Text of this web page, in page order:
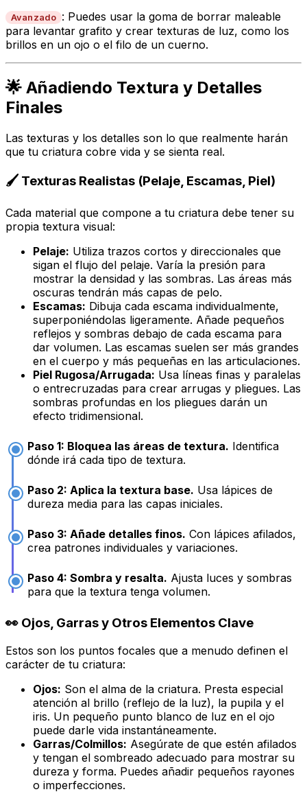
Avanzado : Puedes usar la goma de borrar maleable
para levantar grafito y crear texturas de luz, como los
brillos en un ojo o el filo de un cuerno.
🌟 Añadiendo Textura y Detalles
Finales
Las texturas y los detalles son lo que realmente harán
que tu criatura cobre vida y se sienta real.
🖌️ Texturas Realistas (Pelaje, Escamas, Piel)
Cada material que compone a tu criatura debe tener su
propia textura visual:
Pelaje: Utiliza trazos cortos y direccionales que
sigan el flujo del pelaje. Varía la presión para
mostrar la densidad y las sombras. Las áreas más
oscuras tendrán más capas de pelo.
Escamas: Dibuja cada escama individualmente,
superponiéndolas ligeramente. Añade pequeños
reflejos y sombras debajo de cada escama para
dar volumen. Las escamas suelen ser más grandes
en el cuerpo y más pequeñas en las articulaciones.
Piel Rugosa/Arrugada: Usa líneas finas y paralelas
o entrecruzadas para crear arrugas y pliegues. Las
sombras profundas en los pliegues darán un
efecto tridimensional.
Paso 1: Bloquea las áreas de textura. Identifica
dónde irá cada tipo de textura.
Paso 2: Aplica la textura base. Usa lápices de
dureza media para las capas iniciales.
Paso 3: Añade detalles finos. Con lápices afilados,
crea patrones individuales y variaciones.
Paso 4: Sombra y resalta. Ajusta luces y sombras
para que la textura tenga volumen.
👀 Ojos, Garras y Otros Elementos Clave
Estos son los puntos focales que a menudo definen el
carácter de tu criatura:
Ojos: Son el alma de la criatura. Presta especial
atención al brillo (reflejo de la luz), la pupila y el
iris. Un pequeño punto blanco de luz en el ojo
puede darle vida instantáneamente.
Garras/Colmillos: Asegúrate de que estén afilados
y tengan el sombreado adecuado para mostrar su
dureza y forma. Puedes añadir pequeños rayones
o imperfecciones.